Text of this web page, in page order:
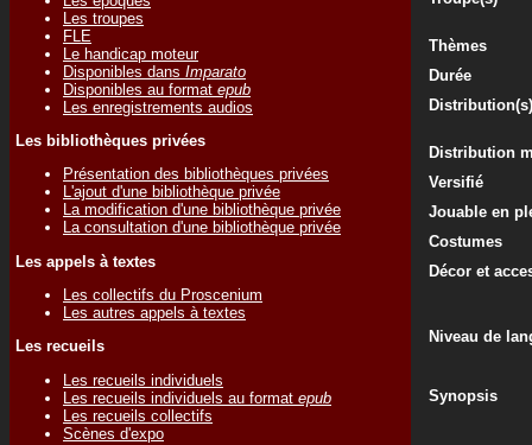
Les troupes
FLE
Le handicap moteur
Disponibles dans Imparato
Disponibles au format epub
Les enregistrements audios
Les bibliothèques privées
Présentation des bibliothèques privées
L'ajout d'une bibliothèque privée
La modification d'une bibliothèque privée
La consultation d'une bibliothèque privée
Les appels à textes
Les collectifs du Proscenium
Les autres appels à textes
Les recueils
Les recueils individuels
Les recueils individuels au format epub
Les recueils collectifs
Scènes d'expo
Thèmes
Durée
Distribution(s)
Distribution
Versifié
Jouable en
Costumes
Décor et
Niveau de
Synopsis